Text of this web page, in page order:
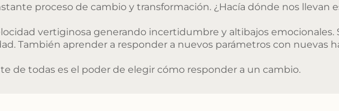
proceso de cambio y transformación. ¿Hacía dónde nos llevan
vertiginosa generando incertidumbre y altibajos
También aprender a responder a nuevos parámetros con nuevas
de todas es el poder de elegir cómo responder a un cambio.